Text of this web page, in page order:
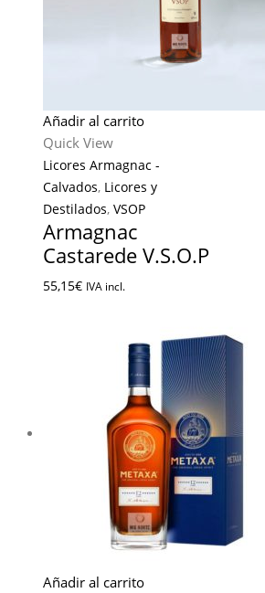
Añadir al carrito
Quick View
Licores Armagnac -
Calvados, Licores y
Destilados, VSOP
Armagnac
Castarede V.S.O.P
55,15€ IVA incl.
Añadir al carrito